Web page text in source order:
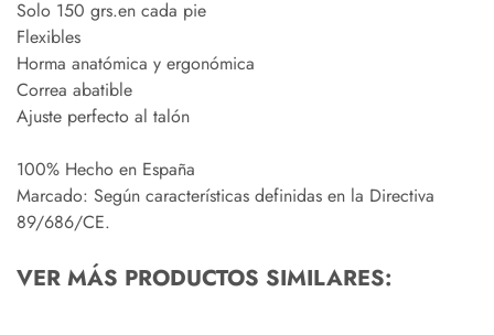
Solo 150 grs.en cada pie
Flexibles
Horma anatómica y ergonómica
Correa abatible
Ajuste perfecto al talón
100% Hecho en España
Marcado: Según características definidas en la Directiva
89/686/CE.
VER MÁS PRODUCTOS SIMILARES: